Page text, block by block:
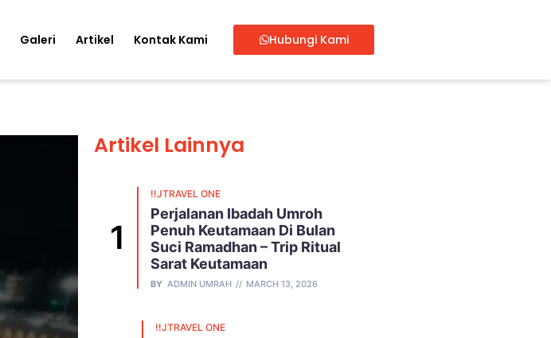
Galeri Artikel Kontak Kami Hubungi Kami
Artikel Lainnya
!!JTRAVEL ONE
Perjalanan Ibadah Umroh
Penuh Keutamaan Di Bulan
Suci Ramadhan – Trip Ritual
Sarat Keutamaan
BY ADMIN UMRAH MARCH 13, 2026
!!JTRAVEL ONE